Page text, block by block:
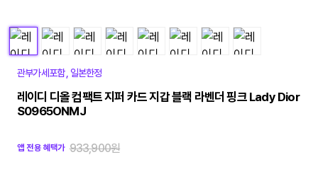
관부가세포함 일본한정
레이디 디올 컴팩트 지퍼 카드 지갑 블랙 라벤더 핑크 Lady Dior
S0965ONMJ
앱 전용 혜택가 933,900원